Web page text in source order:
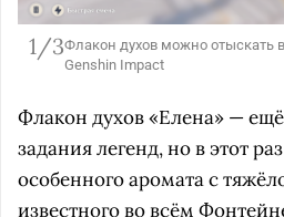
1/3Флакон духов можно отыскать
Genshin Impact
Флакон духов «Елена» —
задания легенд, но в этот
особенного аромата с
известного во всём